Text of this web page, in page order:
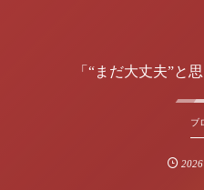
「“まだ大丈夫”と
ブ